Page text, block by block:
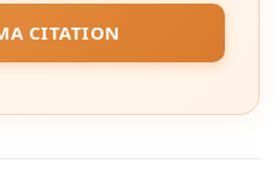
CITATION